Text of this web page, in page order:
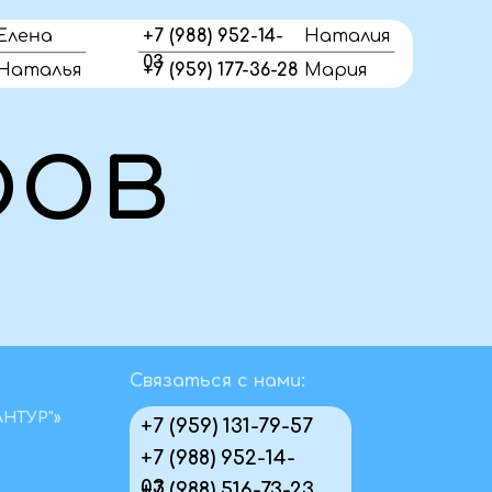
+7 (959) 177-36-28 Мария
+7 (988) 952-14-
03
Наталия
Связаться с нами:
+7 (959) 131-79-57
+7 (988) 952-14-
03